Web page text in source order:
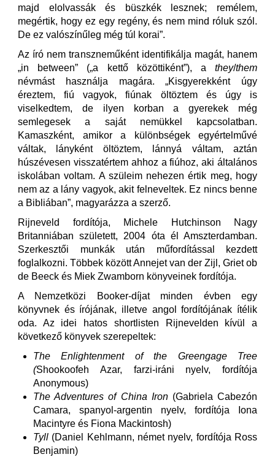
majd elolvassák és büszkék lesznek; remélem,
megértik, hogy ez egy regény, és nem mind róluk szól.
De ez valószínűleg még túl korai”.
Az író nem transzneműként identifikálja magát, hanem
„in between” („a kettő közöttiként”), a they/them
névmást használja magára. „Kisgyerekként úgy
éreztem, fiú vagyok, fiúnak öltöztem és úgy is
viselkedtem, de ilyen korban a gyerekek még
semlegesek a saját nemükkel kapcsolatban.
Kamaszként, amikor a különbségek egyértelművé
váltak, lányként öltöztem, lánnyá váltam, aztán
húszévesen visszatértem ahhoz a fiúhoz, aki általános
iskolában voltam. A szüleim nehezen értik meg, hogy
nem az a lány vagyok, akit felneveltek. Ez nincs benne
a Bibliában”, magyarázza a szerző.
Rijneveld fordítója, Michele Hutchinson Nagy
Britanniában született, 2004 óta él Amszterdamban.
Szerkesztői munkák után műfordítással kezdett
foglalkozni. Többek között Annejet van der Zijl, Griet ob
de Beeck és Miek Zwamborn könyveinek fordítója.
A Nemzetközi Booker-díjat minden évben egy
könyvnek és írójának, illetve angol fordítójának ítélik
oda. Az idei hatos shortlisten Rijnevelden kívül a
következő könyvek szerepeltek:
The Enlightenment of the Greengage Tree
(Shookoofeh Azar, farzi-iráni nyelv, fordítója
Anonymous)
The Adventures of China Iron(Gabriela Cabezón
Camara, spanyol-argentin nyelv, fordítója Iona
Macintyre és Fiona Mackintosh)
Tyll (Daniel Kehlmann, német nyelv, fordítója Ross
Benjamin)